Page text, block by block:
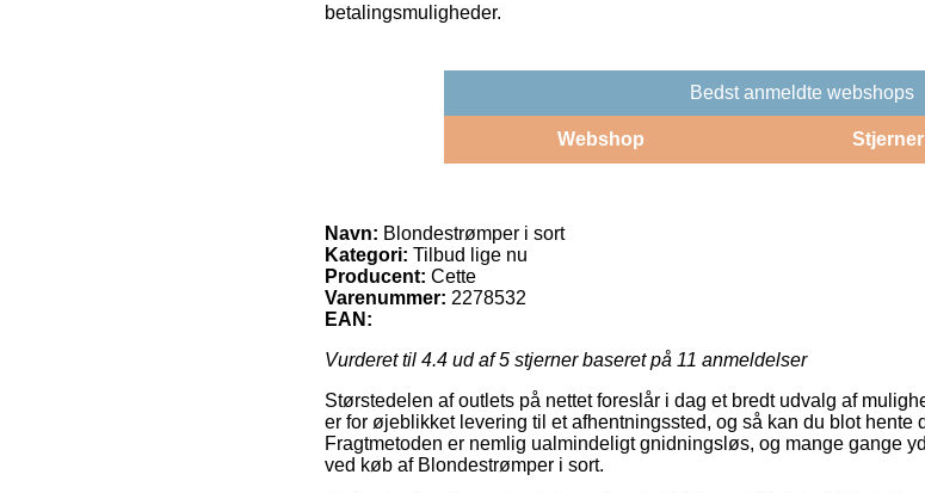
betalingsmuligheder.
Bedst anmeldte webshops
Webshop Stjerner
Navn: Blondestrømper i sort
Kategori: Tilbud lige nu
Producent: Cette
Varenummer: 2278532
EAN:
Vurderet til 4.4 ud af 5 stjerner baseret på 11 anmeldelser
Størstedelen af outlets på nettet foreslår i dag et bredt udvalg af
er for øjeblikket levering til et afhentningssted, og så kan du blot hente
Fragtmetoden er nemlig ualmindeligt gnidningsløs, og mange gange
ved køb af Blondestrømper i sort.